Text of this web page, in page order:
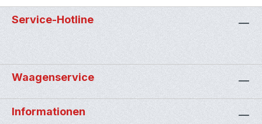
Service-Hotline
Waagenservice
Informationen